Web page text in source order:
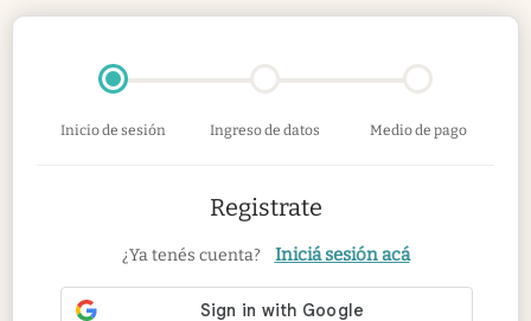
Inicio de sesión Ingreso de datos Medio de pago
Registrate
¿Ya tenés cuenta? Iniciá sesión acá